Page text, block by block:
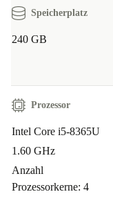
Speicherplatz
240 GB
Prozessor
Intel Core i5-8365U
1.60 GHz
Anzahl
Prozessorkerne: 4